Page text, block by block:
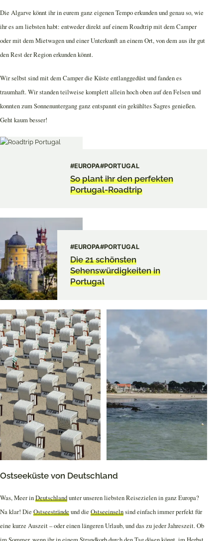
Die Algarve könnt ihr in eurem ganz eigenen Tempo erkunden und genau so, wie
ihr es am liebsten habt: entweder direkt auf einem Roadtrip mit dem Camper
oder mit dem Mietwagen und einer Unterkunft an einem Ort, von dem aus ihr gut
den Rest der Region erkunden könnt.
Wir selbst sind mit dem Camper die Küste entlanggedüst und fanden es
traumhaft. Wir standen teilweise komplett allein hoch oben auf den Felsen und
konnten zum Sonnenuntergang ganz entspannt ein gekühltes Sagres genießen.
Geht kaum besser!
#EUROPA#PORTUGAL
So plant ihr den perfekten
Portugal-Roadtrip
#EUROPA#PORTUGAL
Die 21 schönsten
Sehenswürdigkeiten in
Portugal
Ostseeküste von Deutschland
Was, Meer inDeutschlandunter unseren liebsten Reisezielen in ganz Europa?
Na klar! Die Ostseesträndeund die Ostseeinselnsind einfach immer perfekt für
eine kurze Auszeit – oder einen längeren Urlaub, und das zu jeder Jahreszeit. Ob